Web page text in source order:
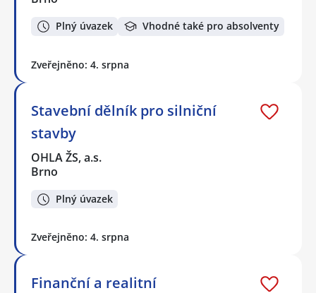
Plný úvazek Vhodné také pro absolventy
Zveřejněno: 4. srpna
Stavební dělník pro silniční
stavby
OHLA ŽS, a.s.
Brno
Plný úvazek
Zveřejněno: 4. srpna
Finanční a realitní